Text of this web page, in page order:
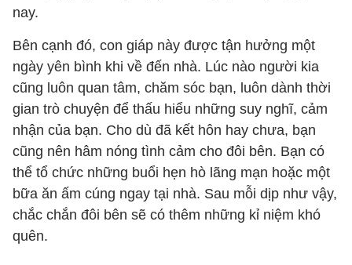
nay.
Bên cạnh đó, con giáp này được tận hưởng một
ngày yên bình khi về đến nhà. Lúc nào người kia
cũng luôn quan tâm, chăm sóc bạn, luôn dành thời
gian trò chuyện để thấu hiểu những suy nghĩ, cảm
nhận của bạn. Cho dù đã kết hôn hay chưa, bạn
cũng nên hâm nóng tình cảm cho đôi bên. Bạn có
thể tổ chức những buổi hẹn hò lãng mạn hoặc một
bữa ăn ấm cúng ngay tại nhà. Sau mỗi dịp như vậy,
chắc chắn đôi bên sẽ có thêm những kỉ niệm khó
quên.